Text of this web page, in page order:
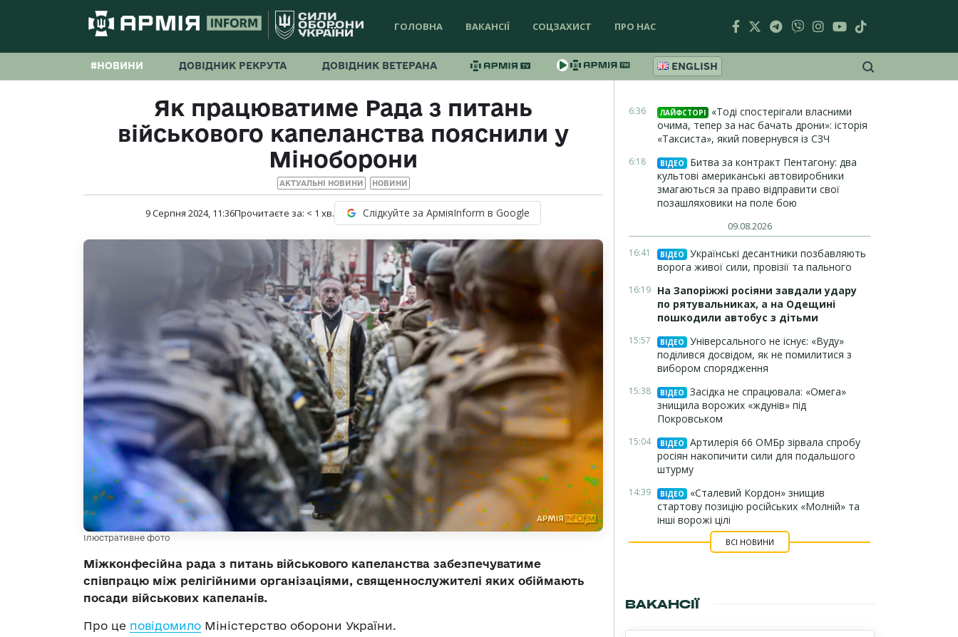
ГОЛОВНА ВАКАНСІЇ СОЦЗАХИСТ ПРО НАС
#НОВИНИ ДОВІДНИК РЕКРУТА ДОВІДНИК ВЕТЕРАНА ENGLISH
Як працюватиме Рада з питань
військового капеланства пояснили у
Міноборони
АКТУАЛЬНІ НОВИНИ НОВИНИ
9 Серпня 2024, 11:36Прочитаєте за: < 1 хв. Слідкуйте за АрміяInform в Google
Ілюстративне фото
Міжконфесійна рада з питань військового капеланства забезпечуватиме
співпрацю між релігійними організаціями, священнослужителі яких обіймають
посади військових капеланів.
Про це повідомило Міністерство оборони України.
6:36 ЛАЙФСТОРІ
«Тоді спостерігали власними
очима, тепер за нас бачать дрони»: історія
«Таксиста», який повернувся із СЗЧ
6:18 ВІДЕО
Битва за контракт Пентагону: два
культові американські автовиробники
змагаються за право відправити свої
позашляховики на поле бою
09.08.2026
16:41 ВІДЕО
Українські десантники позбавляють
ворога живої сили, провізії та пального
16:19 На Запоріжжі росіяни завдали удару
по рятувальниках, а на Одещині
пошкодили автобус з дітьми
15:57 ВІДЕО
Універсального не існує: «Вуду»
поділився досвідом, як не помилитися з
вибором спорядження
15:38 ВІДЕО
Засідка не спрацювала: «Омега»
знищила ворожих «ждунів» під
Покровськом
15:04 ВІДЕО
Артилерія 66 ОМБр зірвала спробу
росіян накопичити сили для подальшого
штурму
14:39 ВІДЕО
«Сталевий Кордон» знищив
стартову позицію російських «Молній» та
інші ворожі цілі
ВСІ НОВИНИ
ВАКАНСІЇ